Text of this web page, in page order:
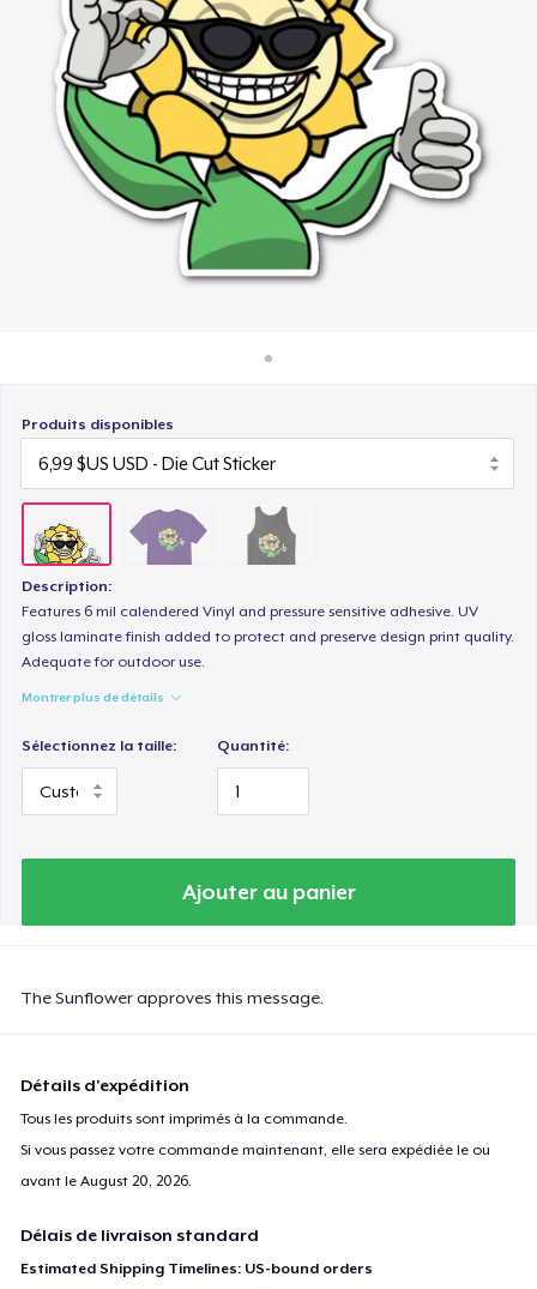
Vendez partout
Vendre n'importe quoi
Produits disponibles
Description:
Features 6 mil calendered Vinyl and pressure sensitive adhesive. UV
gloss laminate finish added to protect and preserve design print quality.
Adequate for outdoor use.
Montrer plus de détails
Sélectionnez la taille: Quantité:
Ajouter au panier
The Sunflower approves this message.
Détails d'expédition
Tous les produits sont imprimés à la commande.
Si vous passez votre commande maintenant, elle sera expédiée le ou
avant leAugust 20, 2026.
Délais de livraison standard
Estimated Shipping Timelines: US-bound orders
19,99 $US